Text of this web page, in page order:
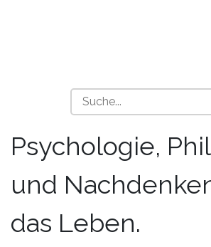
Psychologie,
und
das Leben.